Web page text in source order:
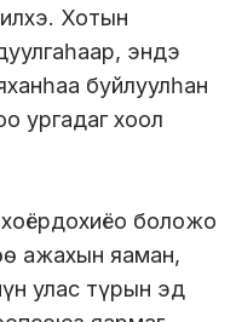
Хотын
эндэ
буйлуулһан
ургадаг хоол
боложо
ажахын яаман,
улас түрын эд